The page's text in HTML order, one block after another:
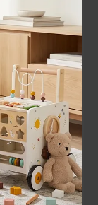
zu fördern –